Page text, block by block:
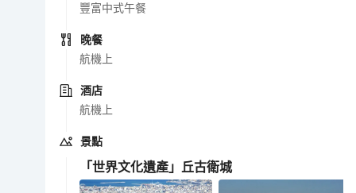
豐富中式午餐
晚餐
航機上
酒店
航機上
景點
「世界文化遺產」丘古衛城